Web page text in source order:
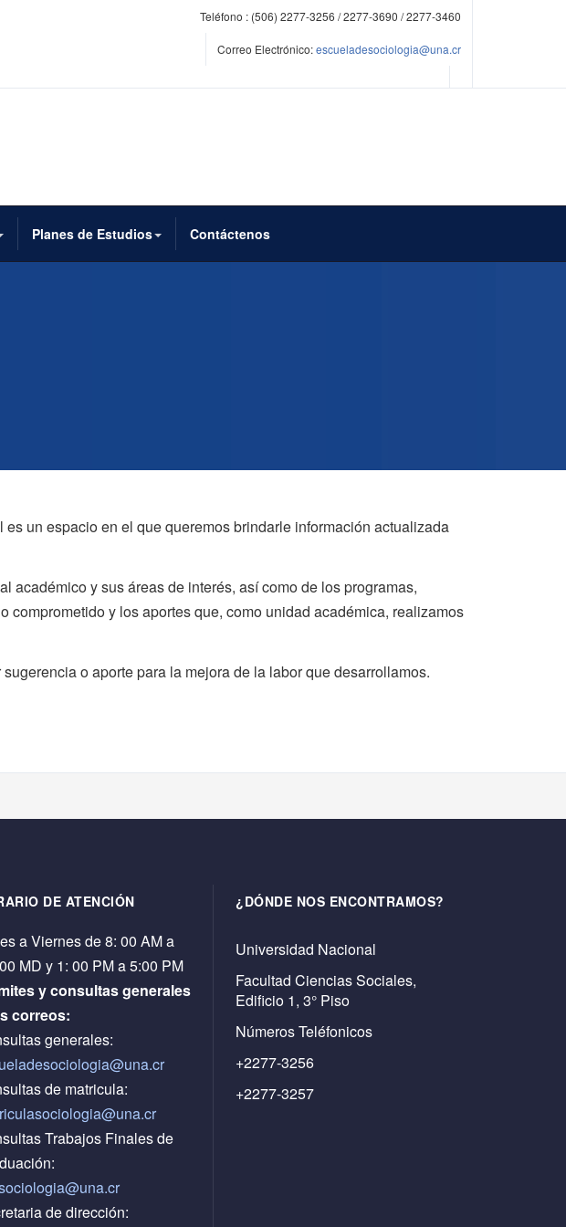
Teléfono : (506) 2277-3256 / 2277-3690 / 2277-3460
Correo Electrónico:escueladesociologia@una.cr
Planes de Estudios Contáctenos
un espacio en el que queremos brindarle información actualizada
académico y sus áreas de interés, así como de los programas,
y los aportes que, como unidad académica, realizamos
o aporte para la mejora de la labor que desarrollamos.
DE ATENCIÓN
a Viernes de 8: 00 AM a
MD y 1: 00 PM a 5:00 PM
y consultas generales
correos:
generales:
de matricula:
Trabajos Finales de
de dirección:
¿DÓNDE NOS ENCONTRAMOS?
Universidad Nacional
Facultad Ciencias Sociales,
Edificio 1, 3° Piso
Números Teléfonicos
+2277-3256
+2277-3257